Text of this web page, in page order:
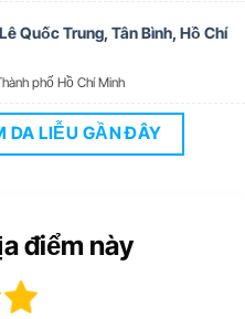
Quốc Trung, Tân Bình, Hồ Chí
phố Hồ Chí Minh
DA LIỄU GẦN ĐÂY
điểm này